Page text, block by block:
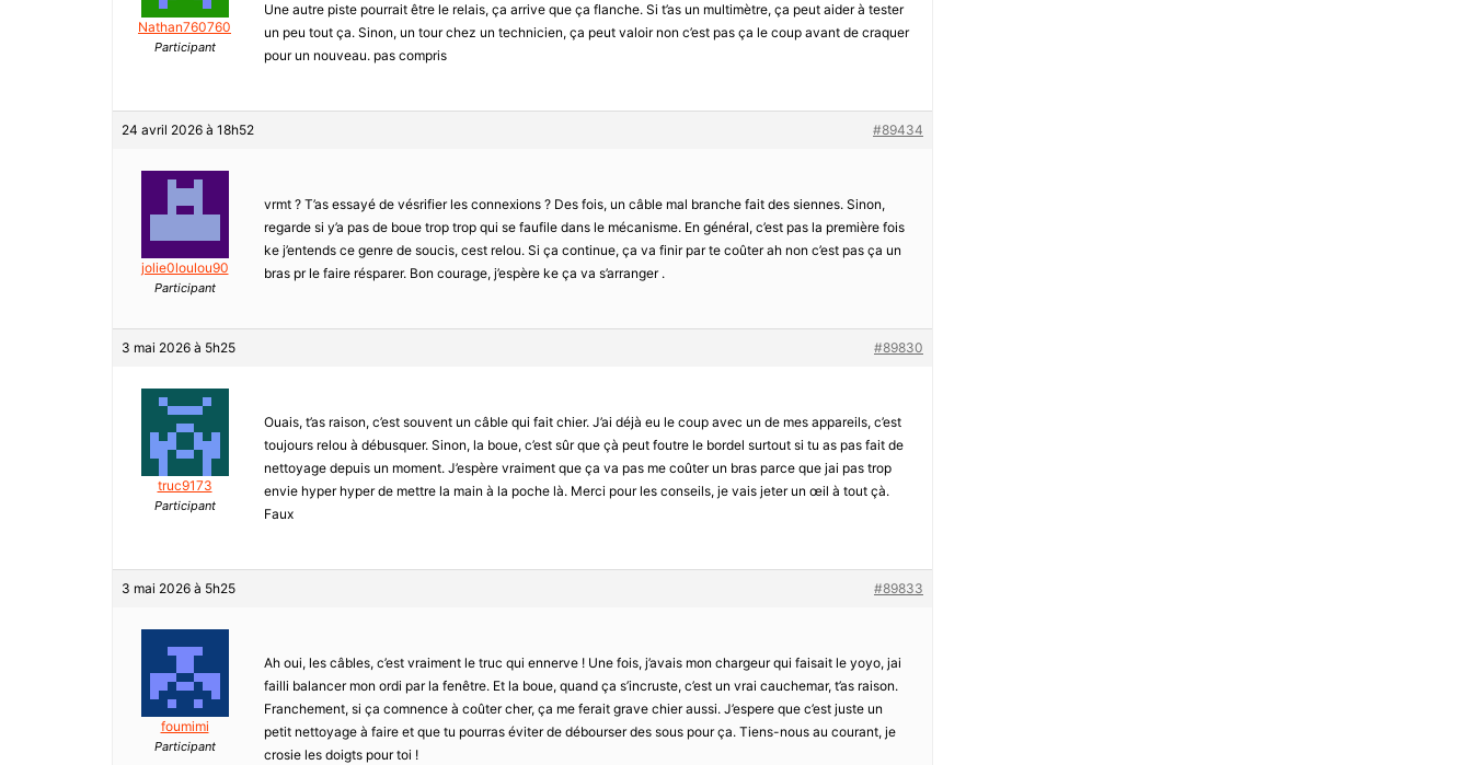
Nathan760760
Participant
Une autre piste pourrait être le relais, ça arrive que ça flanche. Si t’as un multimètre, ça peut aider à tester
un peu tout ça. Sinon, un tour chez un technicien, ça peut valoir non c’est pas ça le coup avant de craquer
pour un nouveau. pas compris
24 avril 2026 à 18h52 #89434
jolie0loulou90
Participant
vrmt ? T’as essayé de vésrifier les connexions ? Des fois, un câble mal branche fait des siennes. Sinon,
regarde si y’a pas de boue trop trop qui se faufile dans le mécanisme. En général, c’est pas la première fois
ke j’entends ce genre de soucis, cest relou. Si ça continue, ça va finir par te coûter ah non c’est pas ça un
bras pr le faire résparer. Bon courage, j’espère ke ça va s’arranger .
3 mai 2026 à 5h25 #89830
truc9173
Participant
Ouais, t’as raison, c’est souvent un câble qui fait chier. J’ai déjà eu le coup avec un de mes appareils, c’est
toujours relou à débusquer. Sinon, la boue, c’est sûr que çà peut foutre le bordel surtout si tu as pas fait de
nettoyage depuis un moment. J’espère vraiment que ça va pas me coûter un bras parce que jai pas trop
envie hyper hyper de mettre la main à la poche là. Merci pour les conseils, je vais jeter un œil à tout çà.
Faux
3 mai 2026 à 5h25 #89833
foumimi
Participant
Ah oui, les câbles, c’est vraiment le truc qui ennerve ! Une fois, j’avais mon chargeur qui faisait le yoyo, jai
failli balancer mon ordi par la fenêtre. Et la boue, quand ça s’incruste, c’est un vrai cauchemar, t’as raison.
Franchement, si ça comnence à coûter cher, ça me ferait grave chier aussi. J’espere que c’est juste un
petit nettoyage à faire et que tu pourras éviter de débourser des sous pour ça. Tiens-nous au courant, je
crosie les doigts pour toi !